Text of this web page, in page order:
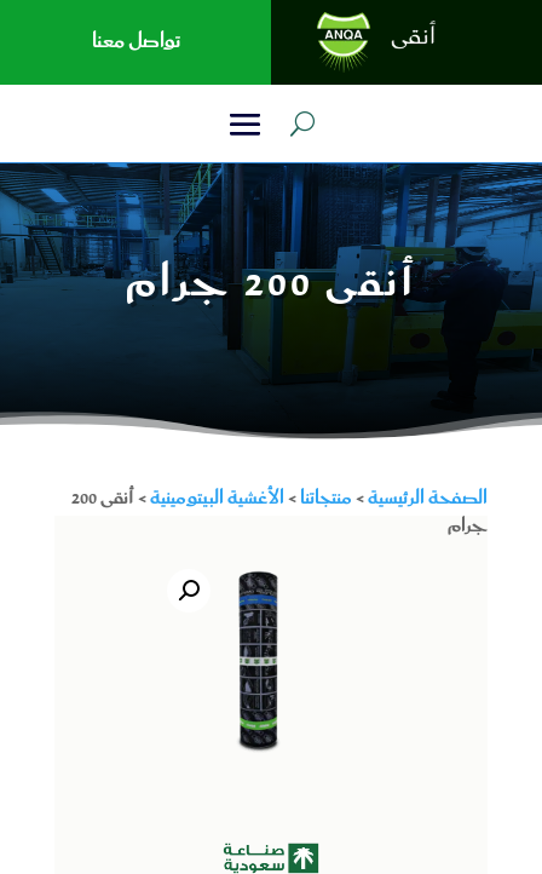
تواصل معنا
أنقى 200 جرام
الصفحة الرئيسية>منتجاتنا>الأغشية البيتومينية
> أنقى 200
جرام